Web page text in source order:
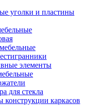
уголки и пластины
элементы
для стекла
конструкции каркасов